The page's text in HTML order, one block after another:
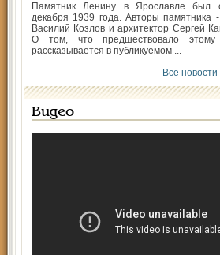
Памятник Ленину в Ярославле был
декабря 1939 года. Авторы памятника -
Василий Козлов и архитектор Сергей
О том, что предшествовало этому
рассказывается в публикуемом ...
Все новости
Видео